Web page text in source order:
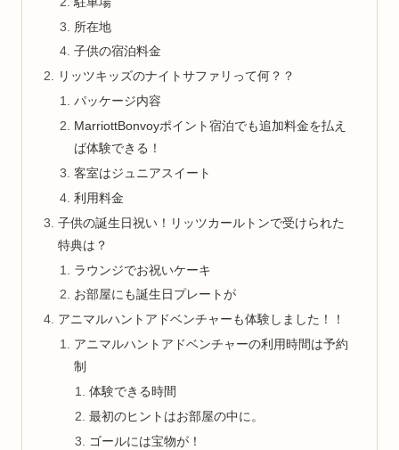
所在地
子供の宿泊料金
リッツキッズのナイトサファリって何？？
パッケージ内容
MarriottBonvoyポイント宿泊でも追加料金を払え
ば体験できる！
客室はジュニアスイート
利用料金
子供の誕生日祝い！リッツカールトンで受けられた
特典は？
ラウンジでお祝いケーキ
お部屋にも誕生日プレートが
アニマルハントアドベンチャーも体験しました！！
アニマルハントアドベンチャーの利用時間は予約
制
体験できる時間
最初のヒントはお部屋の中に。
ゴールには宝物が！